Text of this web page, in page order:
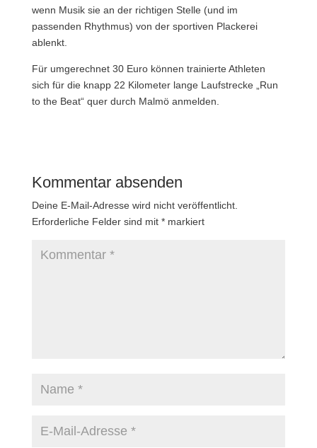
wenn Musik sie an der richtigen Stelle (und im
passenden Rhythmus) von der sportiven Plackerei
ablenkt.
Für umgerechnet 30 Euro können trainierte Athleten
sich für die knapp 22 Kilometer lange Laufstrecke „Run
to the Beat“ quer durch Malmö anmelden.
Kommentar absenden
Deine E-Mail-Adresse wird nicht veröffentlicht.
Erforderliche Felder sind mit *markiert